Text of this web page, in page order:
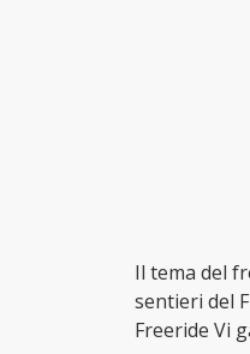
Il tema del
sentieri del
Freeride Vi